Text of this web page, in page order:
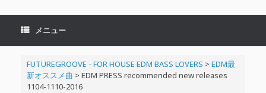
メニュー
FUTUREGROOVE - FOR HOUSE EDM BASS LOVERS > EDM最
新オススメ曲 > EDM PRESS recommended new releases
1104-1110-2016